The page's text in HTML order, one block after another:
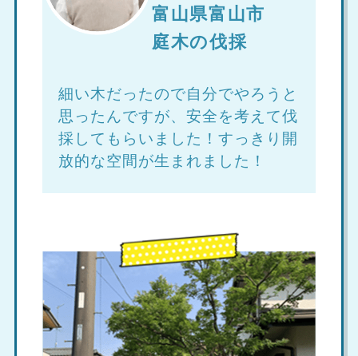
富山県富山市
庭木の伐採
細い木だったので自分でやろうと
思ったんですが、安全を考えて伐
採してもらいました！すっきり開
放的な空間が生まれました！